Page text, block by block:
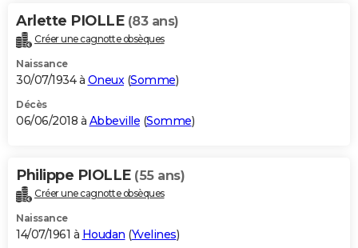
Arlette PIOLLE (83 ans)
Créer une cagnotte obsèques
Naissance
30/07/1934 à Oneux(Somme)
Décès
06/06/2018 à Abbeville (Somme)
Philippe PIOLLE (55 ans)
Créer une cagnotte obsèques
Naissance
14/07/1961 à Houdan (Yvelines)